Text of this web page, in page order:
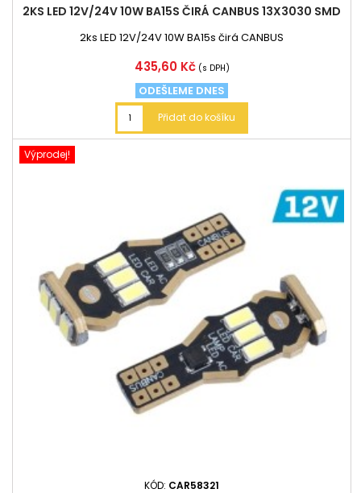
2KS LED 12V/24V 10W BA15S ČIRÁ CANBUS 13X3030 SMD
2ks LED 12V/24V 10W BA15s čirá CANBUS
Cena
435,60 Kč (s DPH)
ODEŠLEME DNES
Přidat do košíku
Výprodej!
KÓD: CAR58321